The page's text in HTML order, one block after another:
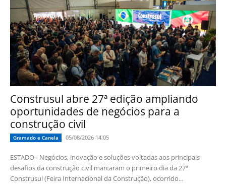
Construsul abre 27ª edição ampliando
oportunidades de negócios para a
construção civil
Gramado e Canela 05/08/2026 14:05
ESTADO - Negócios, inovação e soluções voltadas aos principais
desafios da construção civil marcaram o primeiro dia da 27ª
Construsul (Feira Internacional da Construção), ocorrido...